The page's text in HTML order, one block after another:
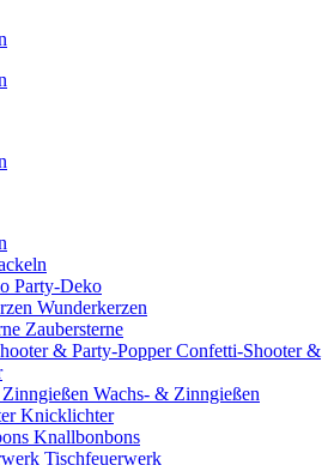
Party-Deko
Wunderkerzen
Zaubersterne
Confetti-Shooter &
Wachs- & Zinngießen
Knicklichter
Knallbonbons
Tischfeuerwerk